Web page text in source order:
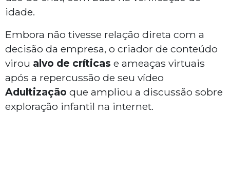
idade.
Embora não tivesse relação direta com a
decisão da empresa, o criador de conteúdo
virou alvo de críticas e ameaças virtuais
após a repercussão de seu vídeo
Adultização que ampliou a discussão sobre
exploração infantil na internet.